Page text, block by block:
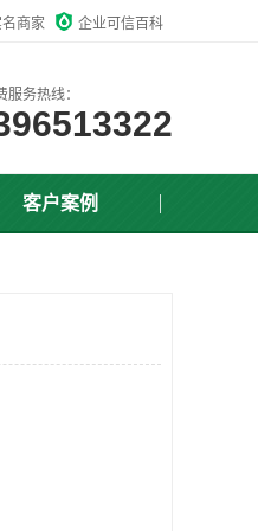
名商家 企业可信百科
服务热线：
客户案例